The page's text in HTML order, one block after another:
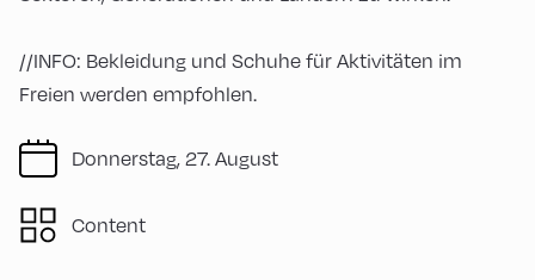
Donnerstag, 27. August
Content
//INFO: Bekleidung und Schuhe für Aktivitäten im
Freien werden empfohlen.